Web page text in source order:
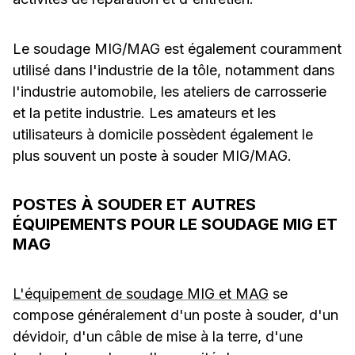
Le soudage MIG/MAG est également couramment
utilisé dans l'industrie de la tôle, notamment dans
l'industrie automobile, les ateliers de carrosserie
et la petite industrie. Les amateurs et les
utilisateurs à domicile possèdent également le
plus souvent un poste à souder MIG/MAG.
POSTES À SOUDER ET AUTRES
ÉQUIPEMENTS POUR LE SOUDAGE MIG ET
MAG
L'équipement de soudage MIG et MAG se
compose généralement d'un poste à souder, d'un
dévidoir, d'un câble de mise à la terre, d'une